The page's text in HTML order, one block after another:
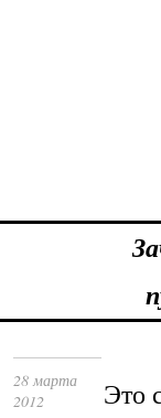
28 марта
2012
Это